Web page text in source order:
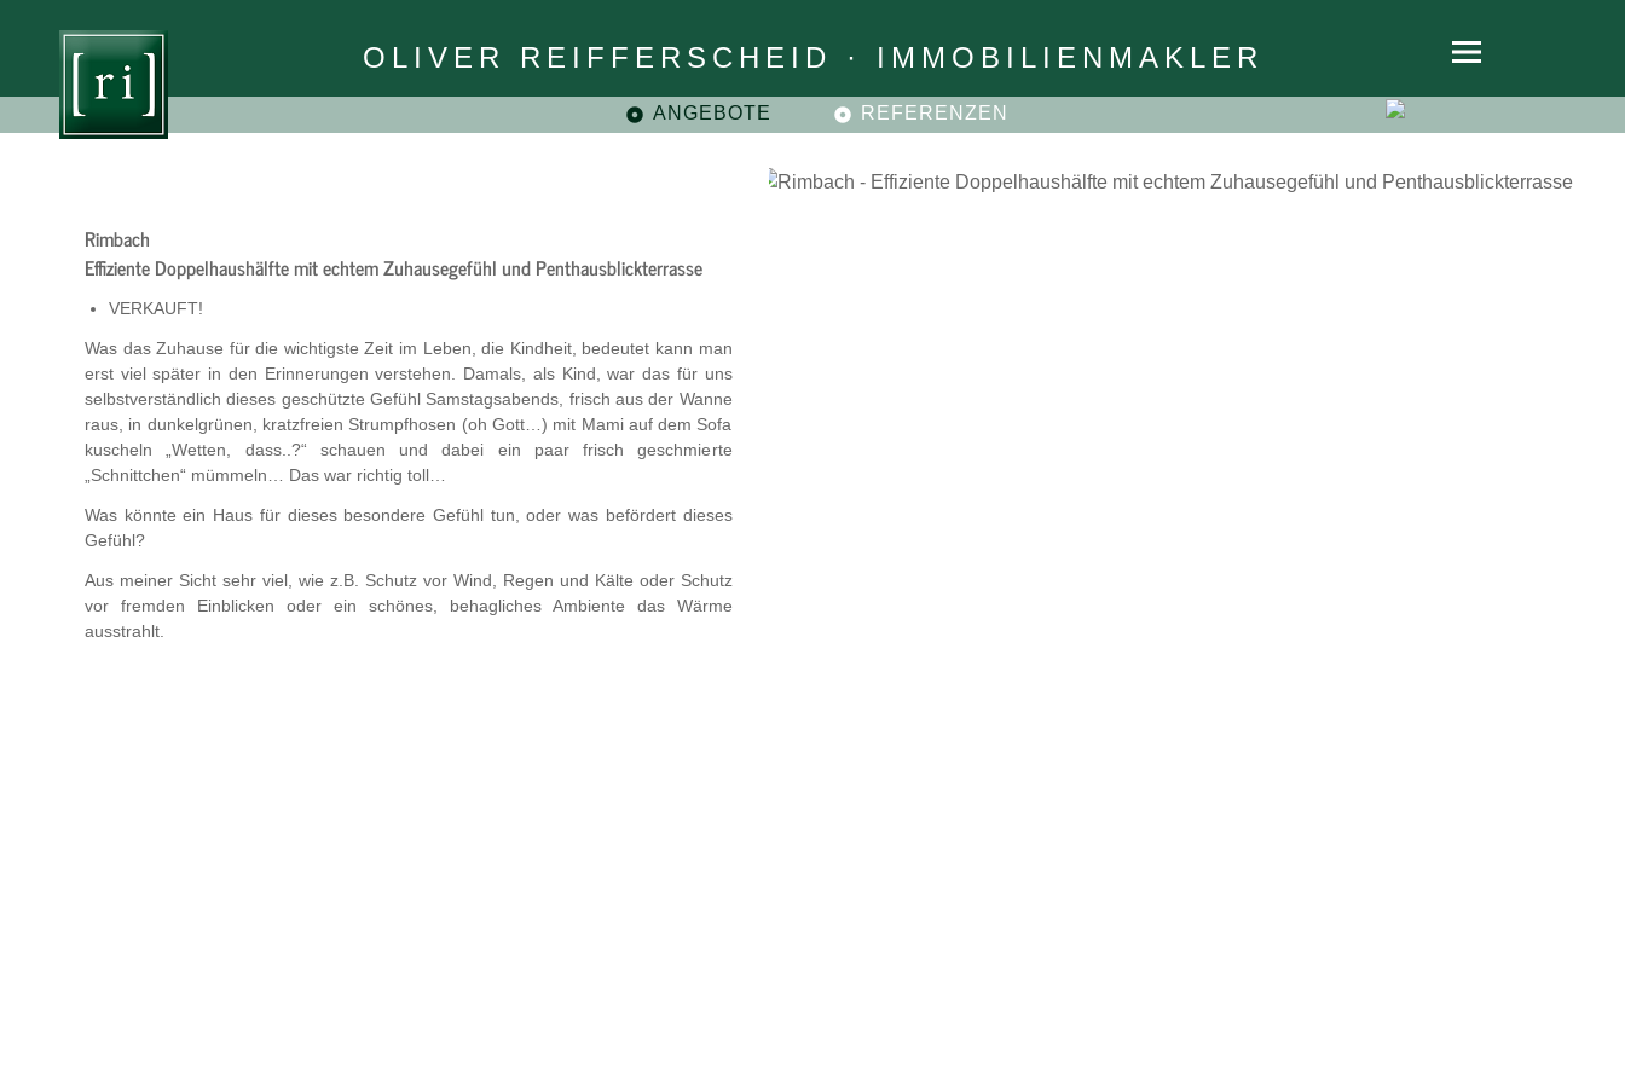
OLIVER REIFFERSCHEID · IMMOBILIENMAKLER
überspringen
HOME
REFERENZEN
ÜBER UNS
Navigation
überspringen
ANGEBOTE REFERENZEN
Rimbach
Effiziente Doppelhaushälfte mit echtem Zuhausegefühl und Penthausblickterrasse
VERKAUFT!
Was das Zuhause für die wichtigste Zeit im Leben, die Kindheit, bedeutet kann man
erst viel später in den Erinnerungen verstehen. Damals, als Kind, war das für uns
selbstverständlich dieses geschützte Gefühl Samstagsabends, frisch aus der Wanne
raus, in dunkelgrünen, kratzfreien Strumpfhosen (oh Gott…) mit Mami auf dem Sofa
kuscheln „Wetten, dass..?“ schauen und dabei ein paar frisch geschmierte
„Schnittchen“ mümmeln… Das war richtig toll…
Was könnte ein Haus für dieses besondere Gefühl tun, oder was befördert dieses
Gefühl?
Aus meiner Sicht sehr viel, wie z.B. Schutz vor Wind, Regen und Kälte oder Schutz
vor fremden Einblicken oder ein schönes, behagliches Ambiente das Wärme
ausstrahlt.